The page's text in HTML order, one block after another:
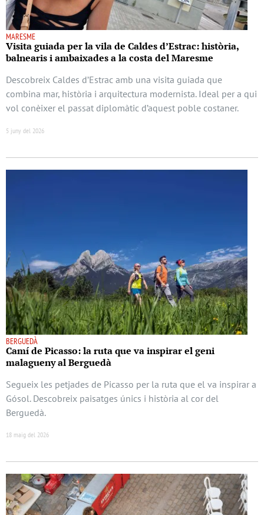
MARESME
Visita guiada per la vila de Caldes d’Estrac: història,
balnearis i ambaixades a la costa del Maresme
Descobreix Caldes d’Estrac amb una visita guiada que
combina mar, història i arquitectura modernista. Ideal per a qui
vol conèixer el passat diplomàtic d’aquest poble costaner.
5 juny del 2026
BERGUEDÀ
Camí de Picasso: la ruta que va inspirar el geni
malagueny al Berguedà
Segueix les petjades de Picasso per la ruta que el va inspirar a
Gósol. Descobreix paisatges únics i història al cor del
Berguedà.
18 maig del 2026